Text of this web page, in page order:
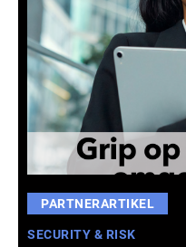
PARTNERARTIKEL
SECURITY & RISK